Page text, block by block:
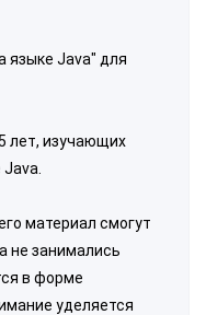
языке Java" для
лет, изучающих
материал смогут
не занимались
в форме
уделяется